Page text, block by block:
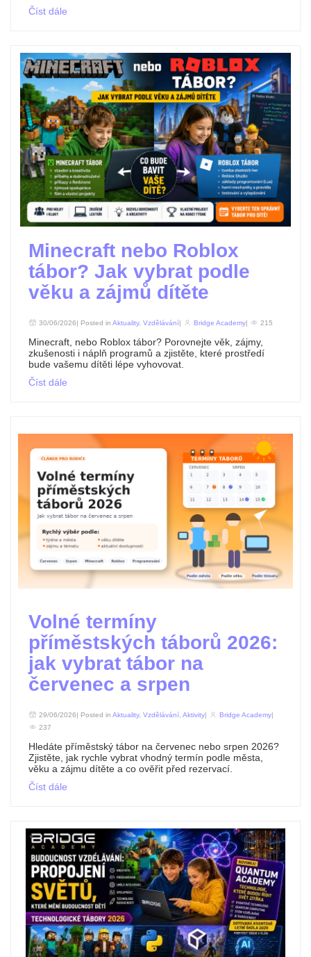
Číst dále
Minecraft nebo Roblox
tábor? Jak vybrat podle
věku a zájmů dítěte
30/06/2026| Posted in Aktuality, Vzdělávání Bridge Academy 215
Minecraft, nebo Roblox tábor? Porovnejte věk, zájmy,
zkušenosti i náplň programů a zjistěte, které prostředí
bude vašemu dítěti lépe vyhovovat.
Číst dále
Volné termíny
příměstských táborů 2026:
jak vybrat tábor na
červenec a srpen
29/06/2026| Posted in Aktuality, Vzdělávání, Aktivity Bridge Academy
237
Hledáte příměstský tábor na červenec nebo srpen 2026?
Zjistěte, jak rychle vybrat vhodný termín podle města,
věku a zájmu dítěte a co ověřit před rezervací.
Číst dále